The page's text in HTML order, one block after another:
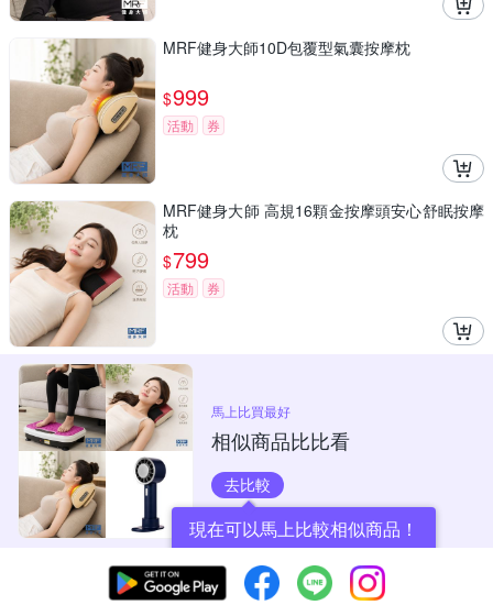
MRF健身大師10D包覆型氣囊按摩枕
$999
活動 券
MRF健身大師 高規16顆金按摩頭安心舒眠按摩
枕
$799
活動 券
馬上比買最好
相似商品比比看
去比較
現在可以馬上比較相似商品！